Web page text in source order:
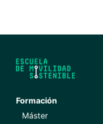
Formación
Máster